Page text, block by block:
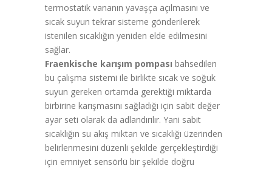
termostatik vananın yavaşça açılmasını ve
sıcak suyun tekrar sisteme gönderilerek
istenilen sıcaklığın yeniden elde edilmesini
sağlar.
Fraenkische karışım pompası bahsedilen
bu çalışma sistemi ile birlikte sıcak ve soğuk
suyun gereken ortamda gerektiği miktarda
birbirine karışmasını sağladığı için sabit değer
ayar seti olarak da adlandırılır. Yani sabit
sıcaklığın su akış miktarı ve sıcaklığı üzerinden
belirlenmesini düzenli şekilde gerçekleştirdiği
için emniyet sensörlü bir şekilde doğru